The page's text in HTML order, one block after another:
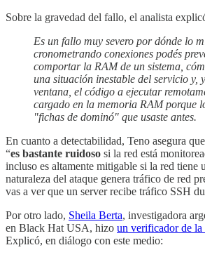
Sobre la gravedad del fallo, el analista
Es un fallo muy severo por dónde lo
cronometrando conexiones podés
comportar la RAM de un sistema,
una situación inestable del servicio y,
ventana, el código a ejecutar
cargado en la memoria RAM porque
"fichas de dominó" que usaste antes.
En cuanto a detectabilidad, Teno asegura
“es bastante ruidoso si la red está
incluso es altamente mitigable si la red tiene
naturaleza del ataque genera tráfico de red
vas a ver que un server recibe tráfico SSH
Por otro lado, Sheila Berta, investigadora
en Black Hat USA, hizo un verificador de
Explicó, en diálogo con este medio: